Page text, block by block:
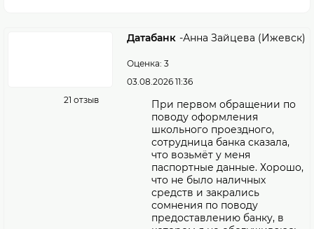
21 отзыв
Датабанк -Анна Зайцева (Ижевск)
Оценка: 3
03.08.2026 11:36
При первом обращении по
поводу оформления
школьного проездного,
сотрудница банка сказала,
что возьмёт у меня
паспортные данные. Хорошо,
что не было наличных
средств и закрались
сомнения по поводу
предоставлению банку, в